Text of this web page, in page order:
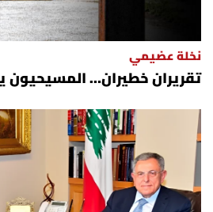
نخلة عضيمي
تقريران خطيران… المسيحيون